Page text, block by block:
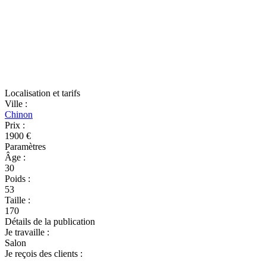
Localisation et tarifs
Ville :
Chinon
Prix :
1900 €
Paramètres
Âge :
30
Poids :
53
Taille :
170
Détails de la publication
Je travaille :
Salon
Je reçois des clients :